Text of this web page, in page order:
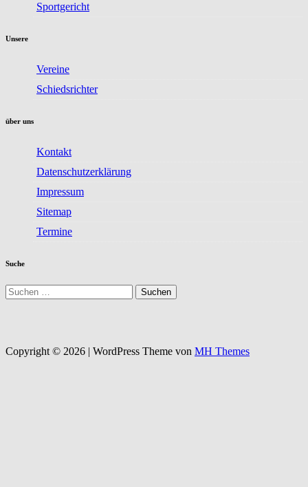
Sportgericht
Unsere
Vereine
Schiedsrichter
über uns
Kontakt
Datenschutzerklärung
Impressum
Sitemap
Termine
Suche
Suchen
nach:
Copyright © 2026 | WordPress Theme von MH Themes